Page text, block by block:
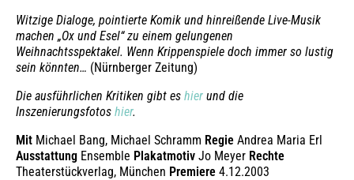
Witzige Dialoge, pointierte Komik und hinreißende Live-Musik
machen „Ox und Esel“ zu einem gelungenen
Weihnachtsspektakel. Wenn Krippenspiele doch immer so lustig
sein könnten… (Nürnberger Zeitung)
Die ausführlichen Kritiken gibt es hier und die
Inszenierungsfotos hier.
Mit Michael Bang, Michael Schramm Regie Andrea Maria Erl
Ausstattung Ensemble Plakatmotiv Jo Meyer Rechte
Theaterstückverlag, München Premiere 4.12.2003